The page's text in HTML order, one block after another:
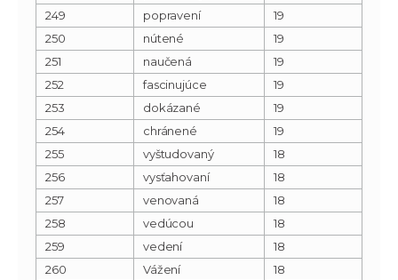
249
popravení
19
250
nútené
19
251
naučená
19
252
fascinujúce
19
253
dokázané
19
254
chránené
19
255
vyštudovaný
18
256
vysťahovaní
18
257
venovaná
18
258
vedúcou
18
259
vedení
18
260
Vážení
18